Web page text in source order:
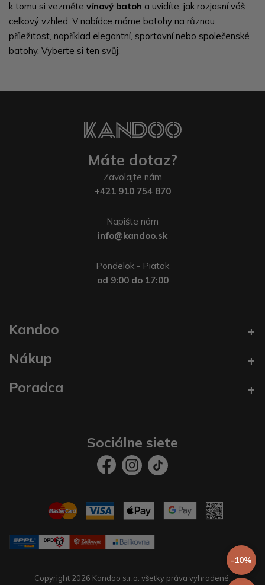
k tomu si vezměte vínový batoh a uvidíte, jak rozjasní váš
celkový vzhled. V nabídce máme batohy na různou
příležitost, například elegantní, sportovní nebo společenské
batohy. Vyberte si ten svůj.
-10%
Máte dotaz?
Zavolajte nám
+421 910 754 870
Napište nám
info@kandoo.sk
Pondelok - Piatok
od 9:00 do 17:00
Kandoo
Nákup
Poradca
Sociálne siete
Copyright 2026 Kandoo s.r.o. všetky práva vyhradené.